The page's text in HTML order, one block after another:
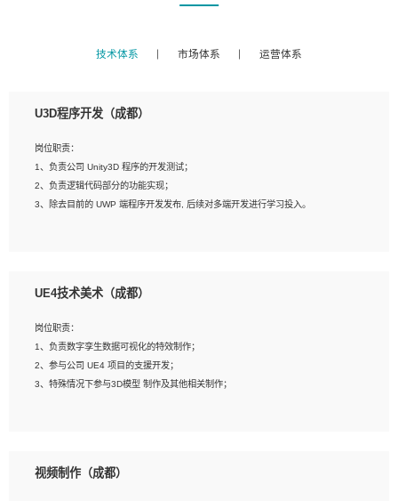
技术体系 市场体系 运营体系
U3D程序开发（成都）
岗位职责：
1、负责公司 Unity3D 程序的开发测试；
2、负责逻辑代码部分的功能实现；
3、除去目前的 UWP 端程序开发发布, 后续对多端开发进行学习投入。
2、熟练掌握 Unity3D 程序开发，精通 C# 语言开发；
4、有良好的沟通能力和团队合作意识；
5、开发过 HoloLens 程序者优先。
UE4技术美术（成都）
岗位职责：
1、负责数字孪生数据可视化的特效制作；
2、参与公司 UE4 项目的支援开发；
3、特殊情况下参与3D模型 制作及其他相关制作；
上；
视频制作（成都）